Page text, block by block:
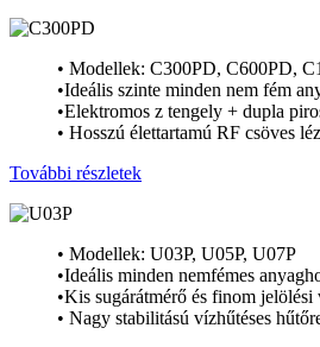
• Modellek: C300PD, C600PD,
•Ideális szinte minden nem fém
•Elektromos z tengely + dupla
• Hosszú élettartamú RF csöves
További részletek
• Modellek: U03P, U05P, U07P
•Ideális minden nemfémes
•Kis sugárátmérő és finom jelölési
• Nagy stabilitású vízhűtéses